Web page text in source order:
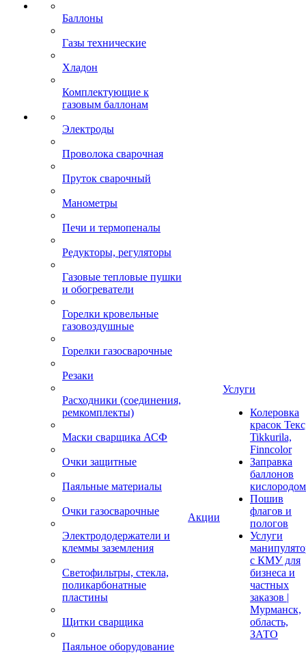
Баллоны
Газы технические
Хладон
Комплектующие к
газовым баллонам
Электроды
Проволока сварочная
Пруток сварочный
Манометры
Печи и термопеналы
Редукторы, регуляторы
Газовые тепловые пушки
и обогреватели
Горелки кровельные
газовоздушные
Горелки газосварочные
Резаки
Расходники (соединения,
ремкомплекты)
Маски сварщика АСФ
Очки защитные
Паяльные материалы
Очки газосварочные
Электрододержатели и
клеммы заземления
Светофильтры, стекла,
поликарбонатные
пластины
Щитки сварщика
Паяльное оборудование
Акции
Услуги
Колеровка
красок
Tikkurila,
Finncolor
Заправка
баллонов
кислородом
Пошив
флагов и
пологов
Услуги
с КМУ для
бизнеса и
частных
заказов |
Мурманск,
область,
ЗАТО